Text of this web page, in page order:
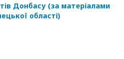
Донбасу (за матеріалами
області)